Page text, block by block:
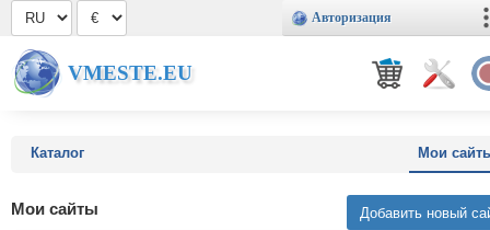
Авторизация
VMESTE.EU
Каталог Мои
Мои сайты